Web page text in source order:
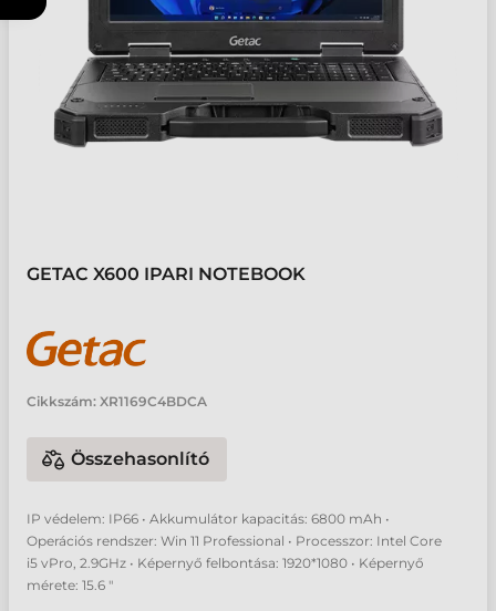
GETAC X600 IPARI NOTEBOOK
Cikkszám: XR1169C4BDCA
Összehasonlító
IP védelem: IP66 • Akkumulátor kapacitás: 6800 mAh •
Operációs rendszer: Win 11 Professional • Processzor: Intel Core
i5 vPro, 2.9GHz • Képernyő felbontása: 1920*1080 • Képernyő
mérete: 15.6 "